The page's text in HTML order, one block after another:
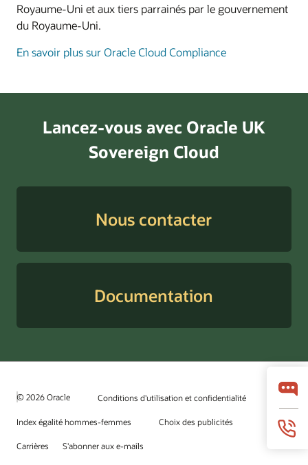
Royaume-Uni et aux tiers parrainés par le gouvernement
du Royaume-Uni.
En savoir plus sur Oracle Cloud Compliance
Lancez-vous avec Oracle UK
Sovereign Cloud
Nous contacter
Documentation
© 2026 Oracle Conditions d'utilisation et confidentialité
Index égalité hommes-femmes Choix des publicités
Carrières S'abonner aux e-mails